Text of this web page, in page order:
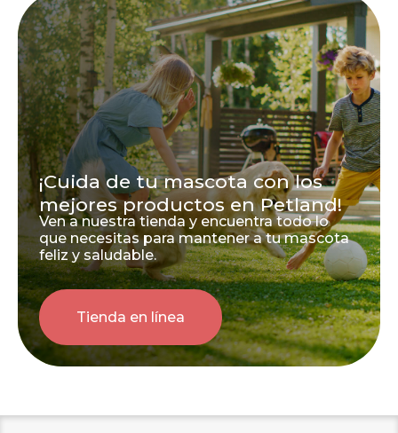
¡Cuida de tu mascota con los
mejores productos en Petland!
Ven a nuestra tienda y encuentra todo lo
que necesitas para mantener a tu mascota
feliz y saludable.
Tienda en línea